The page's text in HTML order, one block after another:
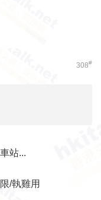
308#
站...
/執雞用